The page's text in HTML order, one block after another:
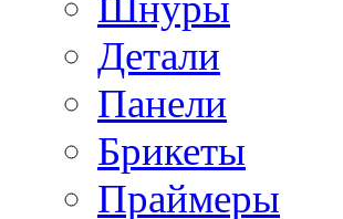
Детали
Панели
Брикеты
Праймеры